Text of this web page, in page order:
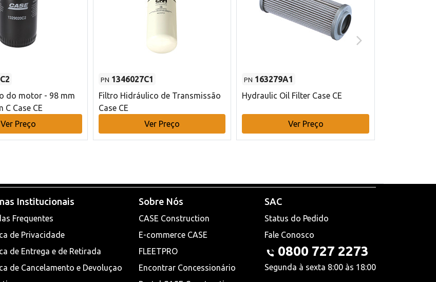
do motor - 98 mm
C Case CE
Ver Preço
PN 1346027C1
Filtro Hidráulico de Transmissão
Case CE
Ver Preço
PN 163279A1
Hydraulic Oil Filter Case CE
Ver Preço
Institucionais
Frequentes
de Privacidade
de Entrega e de Retirada
de Cancelamento e Devoluçao
Sobre Nós
CASE Construction
E-commerce CASE
FLEETPRO
Encontrar Concessionário
SAC
Status do Pedido
Fale Conosco
0800 727 2273
Segunda à sexta 8:00 às 18:00